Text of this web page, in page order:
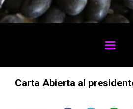
Carta Abierta al